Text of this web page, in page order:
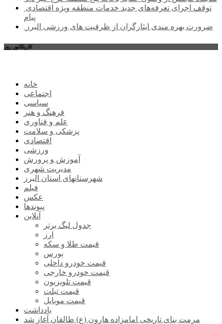
پیام
ضرورت بهره مندی ایثارگران از ظرفیت های ورزشی البرز
کاریکاتور روز
خانه
اجتماعی
سیاسی
فرهنگ و هنر
علم و فناوری
پزشکی و سلامت
اقتصادی
ورزشی
آموزش و پرورش
مدیریت شهری
شهرستانهای استان البرز
فیلم
عکس
پیوندها
آنلاین
جدول لیگ برتر
ارز
قیمت طلا و سکه
بورس
قیمت خودرو داخلی
قیمت خودرو خارجی
قیمت تلویزیون
قیمت تبلت
قیمت موبایل
یادداشت
مرمت بنای تاریخی امامزاده هارون (ع) طالقان آغاز شد